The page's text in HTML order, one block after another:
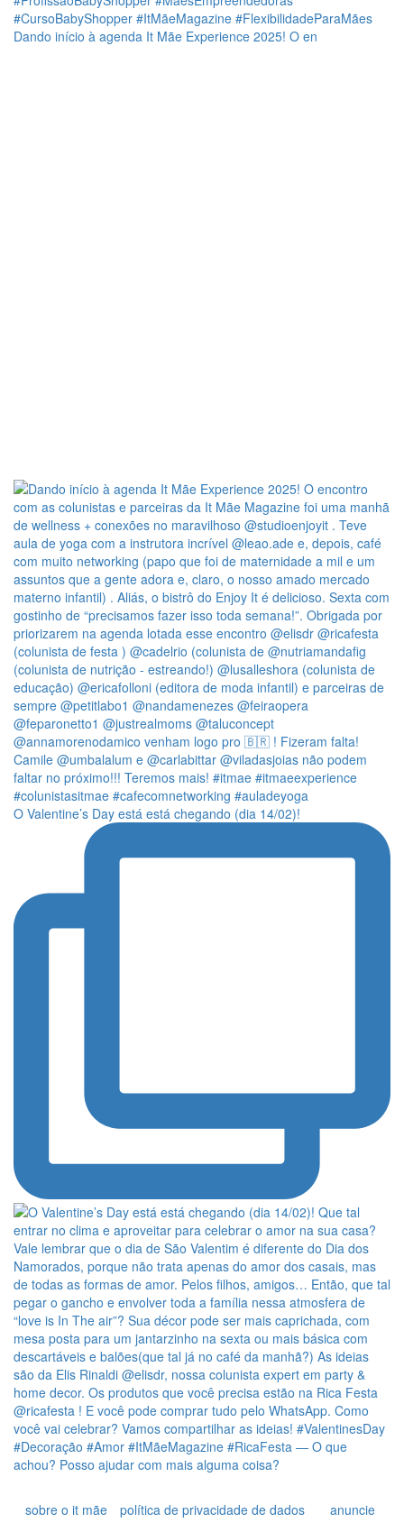
Dando início à agenda It Mãe Experience 2025! O en
O Valentine’s Day está está chegando (dia 14/02)!
sobre o it mãe política de privacidade de dados
anuncie